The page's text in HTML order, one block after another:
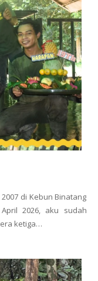
di Kebun Binatang
2026, aku sudah
ketiga…